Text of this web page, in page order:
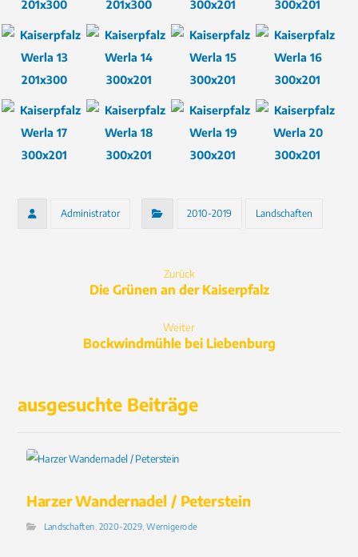
Administrator 2010-2019 Landschaften
Zurück
Die Grünen an der Kaiserpfalz
Weiter
Bockwindmühle bei Liebenburg
ausgesuchte Beiträge
Harzer Wandernadel / Peterstein
Landschaften ,2020-2029 ,Wernigerode